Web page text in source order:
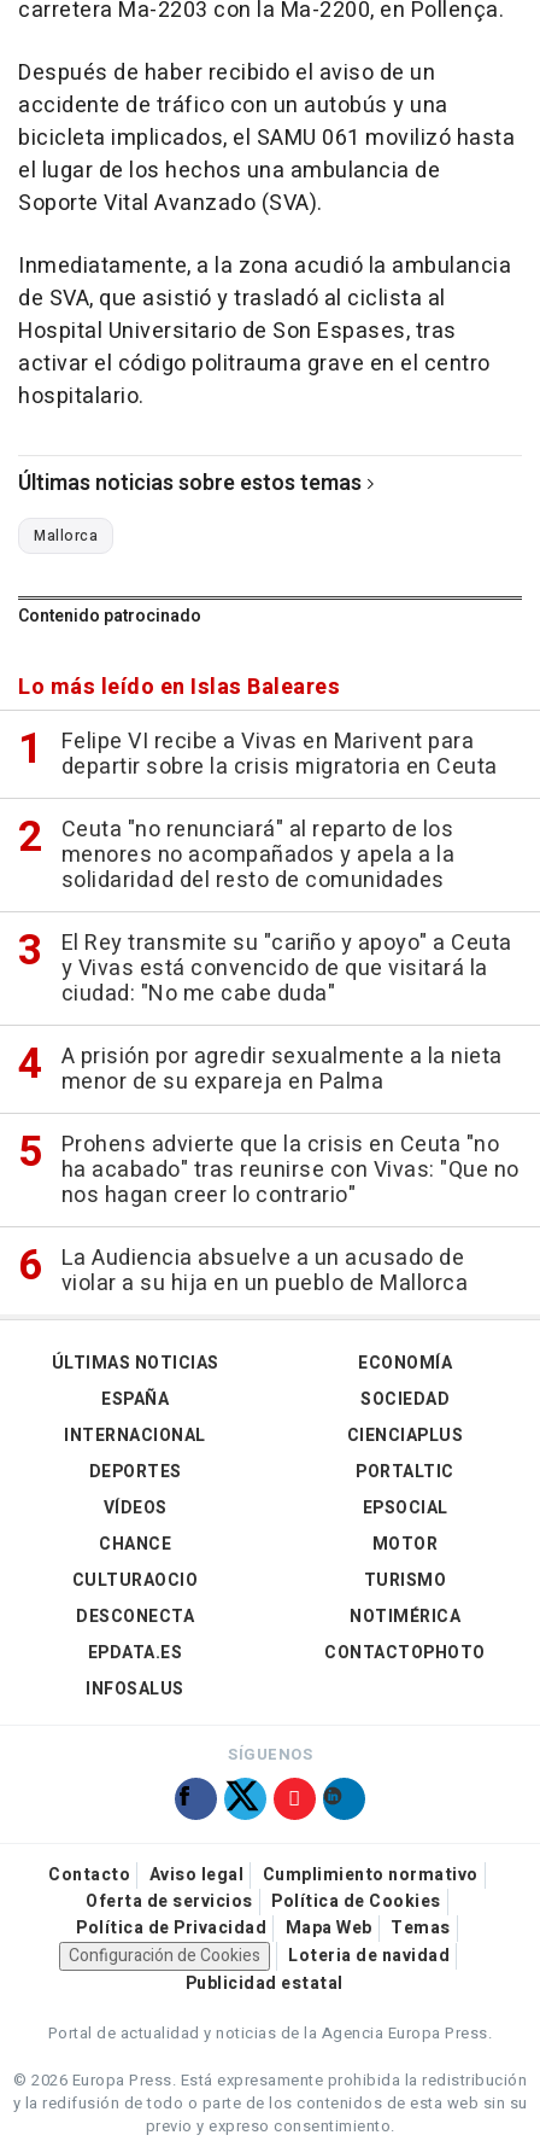
carretera Ma-2203 con la Ma-2200, en Pollença.
Después de haber recibido el aviso de un
accidente de tráfico con un autobús y una
bicicleta implicados, el SAMU 061 movilizó hasta
el lugar de los hechos una ambulancia de
Soporte Vital Avanzado (SVA).
Inmediatamente, a la zona acudió la ambulancia
de SVA, que asistió y trasladó al ciclista al
Hospital Universitario de Son Espases, tras
activar el código politrauma grave en el centro
hospitalario.
Últimas noticias sobre estos temas
Mallorca
Contenido patrocinado
Lo más leído en Islas Baleares
Felipe VI recibe a Vivas en Marivent para
departir sobre la crisis migratoria en Ceuta
Ceuta "no renunciará" al reparto de los
menores no acompañados y apela a la
solidaridad del resto de comunidades
El Rey transmite su "cariño y apoyo" a Ceuta
y Vivas está convencido de que visitará la
ciudad: "No me cabe duda"
A prisión por agredir sexualmente a la nieta
menor de su expareja en Palma
Prohens advierte que la crisis en Ceuta "no
ha acabado" tras reunirse con Vivas: "Que no
nos hagan creer lo contrario"
La Audiencia absuelve a un acusado de
violar a su hija en un pueblo de Mallorca
ÚLTIMAS NOTICIAS
ESPAÑA
INTERNACIONAL
DEPORTES
VÍDEOS
ECONOMÍA
SOCIEDAD
CIENCIAPLUS
PORTALTIC
EPSOCIAL
CHANCE
CULTURAOCIO
DESCONECTA
EPDATA.ES
INFOSALUS
MOTOR
TURISMO
NOTIMÉRICA
CONTACTOPHOTO
SÍGUENOS
Contacto Aviso legal
Cumplimiento normativo
Oferta de servicios
Política de Cookies
Política de Privacidad
Mapa Web
Temas
Configuración de Cookies
Loteria de navidad
Publicidad estatal
Portal de actualidad y noticias de la Agencia Europa Press.
© 2026 Europa Press. Está expresamente prohibida la redistribución
y la redifusión de todo o parte de los contenidos de esta web sin su
previo y expreso consentimiento.